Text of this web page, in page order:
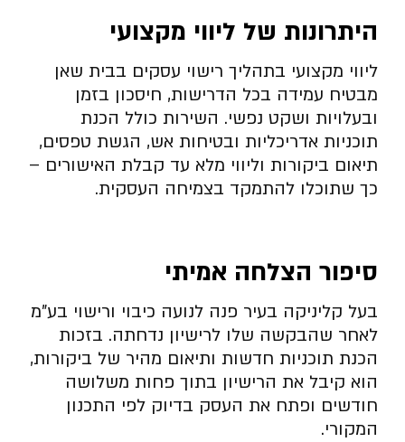
היתרונות של ליווי מקצועי
ליווי מקצועי בתהליך רישוי עסקים בבית שאן
מבטיח עמידה בכל הדרישות, חיסכון בזמן
ובעלויות ושקט נפשי. השירות כולל הכנת
תוכניות אדריכליות ובטיחות אש, הגשת טפסים,
תיאום ביקורות וליווי מלא עד קבלת האישורים –
כך שתוכלו להתמקד בצמיחה העסקית.
סיפור הצלחה אמיתי
בעל קליניקה בעיר פנה לנועה כיבוי ורישוי בע”מ
לאחר שהבקשה שלו לרישיון נדחתה. בזכות
הכנת תוכניות חדשות ותיאום מהיר של ביקורות,
הוא קיבל את הרישיון בתוך פחות משלושה
חודשים ופתח את העסק בדיוק לפי התכנון
המקורי.